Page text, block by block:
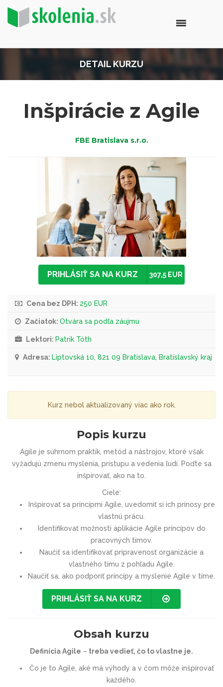
DETAIL KURZU
Inšpirácie z Agile
FBE Bratislava s.r.o.
PRIHLÁSIŤ SA NA KURZ 307,5 EUR
Cena bez DPH: 250 EUR
Začiatok: Otvára sa podľa záujmu
Lektori: Patrik Tóth
Adresa: Liptovská 10, 821 09 Bratislava, Bratislavský kraj
Kurz nebol aktualizovaný viac ako rok.
Popis kurzu
Agile je súhrnom praktík, metód a nástrojov, ktoré však
vyžadujú zmenu myslenia, prístupu a vedenia ľudí. Poďte sa
inšpirovať, ako na to.
Ciele:
Inšpirovať sa princípmi Agile, uvedomiť si ich prínosy pre
vlastnú prácu.
Identifikovať možnosti aplikácie Agile princípov do
pracovných tímov.
Naučiť sa identifikovať pripravenosť organizácie a
vlastného tímu z pohľadu Agile.
Naučiť sa, ako podporiť princípy a myslenie Agile v tíme.
PRIHLÁSIŤ SA NA KURZ
Obsah kurzu
Definícia Agile – treba vedieť, čo to vlastne je.
Čo je to Agile, aké má výhody a v čom môže inšpirovať
každého.